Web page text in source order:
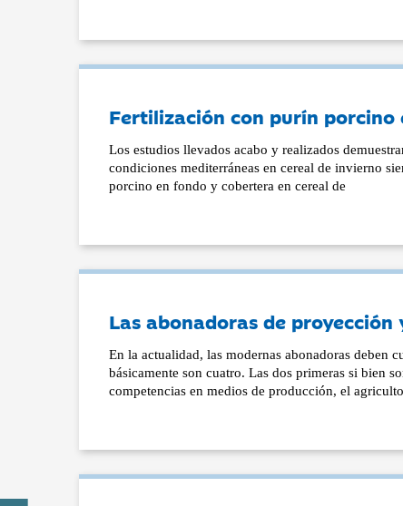
Fertilización con purín porcino
Los estudios llevados acabo y realizados
condiciones mediterráneas en cereal de invierno
porcino en fondo y cobertera en cereal de
Las abonadoras de proyección
En la actualidad, las modernas abonadoras deben
básicamente son cuatro. Las dos primeras si bien
competencias en medios de producción, el